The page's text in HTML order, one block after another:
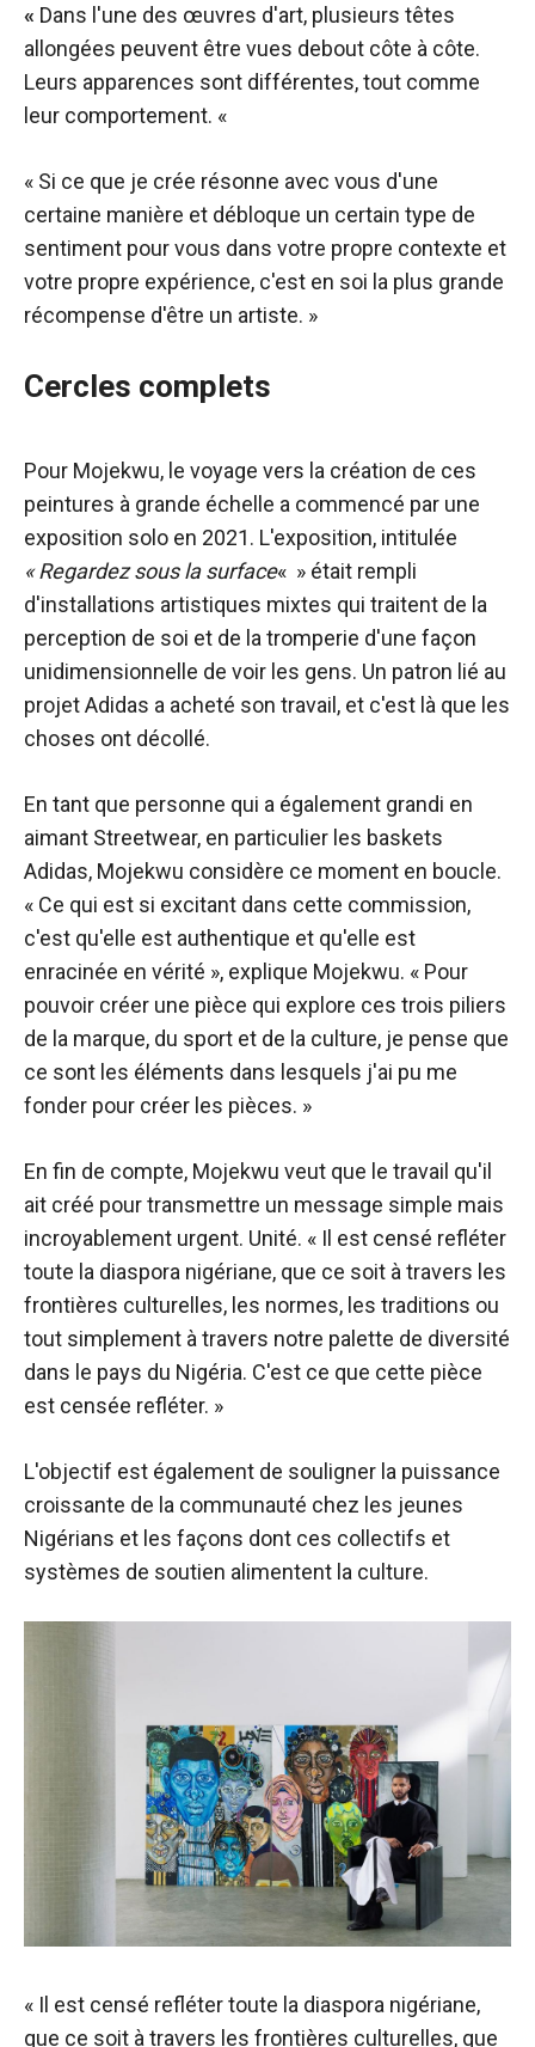
« Dans l'une des œuvres d'art, plusieurs têtes
allongées peuvent être vues debout côte à côte.
Leurs apparences sont différentes, tout comme
leur comportement. «
« Si ce que je crée résonne avec vous d'une
certaine manière et débloque un certain type de
sentiment pour vous dans votre propre contexte et
votre propre expérience, c'est en soi la plus grande
récompense d'être un artiste. »
Cercles complets
Pour Mojekwu, le voyage vers la création de ces
peintures à grande échelle a commencé par une
exposition solo en 2021. L'exposition, intitulée
« Regardez sous la surface« » était rempli
d'installations artistiques mixtes qui traitent de la
perception de soi et de la tromperie d'une façon
unidimensionnelle de voir les gens. Un patron lié au
projet Adidas a acheté son travail, et c'est là que les
choses ont décollé.
En tant que personne qui a également grandi en
aimant Streetwear, en particulier les baskets
Adidas, Mojekwu considère ce moment en boucle.
« Ce qui est si excitant dans cette commission,
c'est qu'elle est authentique et qu'elle est
enracinée en vérité », explique Mojekwu. « Pour
pouvoir créer une pièce qui explore ces trois piliers
de la marque, du sport et de la culture, je pense que
ce sont les éléments dans lesquels j'ai pu me
fonder pour créer les pièces. »
En fin de compte, Mojekwu veut que le travail qu'il
ait créé pour transmettre un message simple mais
incroyablement urgent. Unité. « Il est censé refléter
toute la diaspora nigériane, que ce soit à travers les
frontières culturelles, les normes, les traditions ou
tout simplement à travers notre palette de diversité
dans le pays du Nigéria. C'est ce que cette pièce
est censée refléter. »
L'objectif est également de souligner la puissance
croissante de la communauté chez les jeunes
Nigérians et les façons dont ces collectifs et
systèmes de soutien alimentent la culture.
« Il est censé refléter toute la diaspora nigériane,
que ce soit à travers les frontières culturelles, que